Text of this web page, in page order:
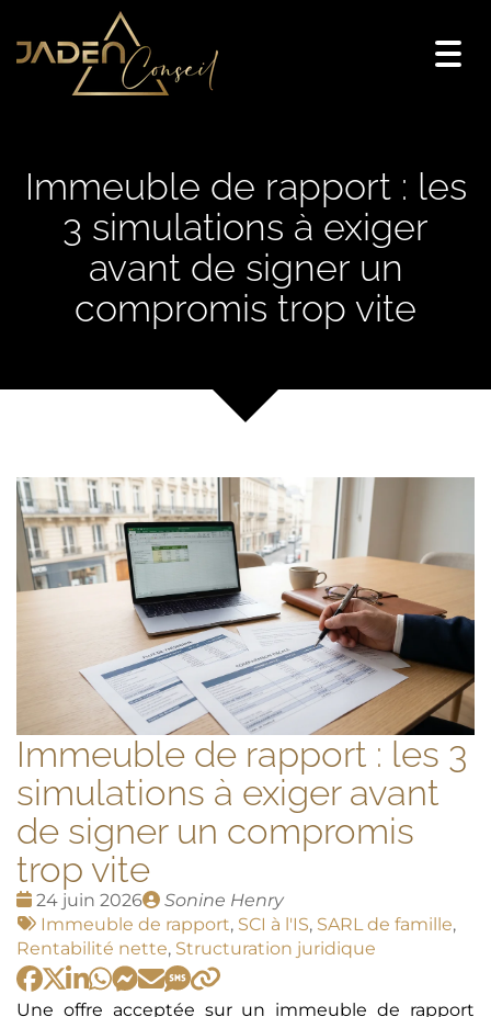
Immeuble de rapport : les
3 simulations à exiger
avant de signer un
compromis trop vite
Immeuble de rapport : les 3
simulations à exiger avant
de signer un compromis
trop vite
Date
:
24 juin 2026
Publié
par
Sonine Henry
Tags
:
Immeuble de rapport, SCI à l'IS, SARL de famille,
Rentabilité nette, Structuration juridique
Une offre acceptée sur un immeuble de rapport